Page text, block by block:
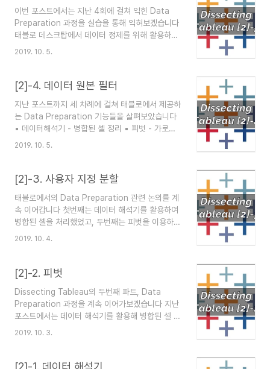
이번 포스트에서는 지난 4회에 걸쳐 익힌 Data
Preparation 과정을 실습을 통해 익혀보겠습니다
태블로 데스크탑에서 데이터 정제를 위해 활용하는
기능은 크게 아래의 세 가지 정도라고 말씀드렸습니
사용하면, 성능 측면에서 더 나은 결과를 얻을 수 있
며, 그 용법을 되새겨보겠습니다 :D 첫번째, 데이터
해석기 (Data Interpreter) 오늘 실습에 활용할
데이터는 2018년 8월 기준 주민등록 인구 데이터
입니다 행정안전부에서 매월 성/연령 기준으로 인구
2019. 10. 5.
[2]-4. 데이터 원본 필터
지난 포스트까지 세 차례에 걸쳐 태블로에서 제공하
는 Data Preparation 기능들을 살펴보았습니다
▪ 데이터해석기 - 병합된 셀 정리 ▪ 피벗 - 가로로
긴 구조의 데이터를 세로로 긴 구조로 바꾸기 ▪ 사
할 기능은 필수적으로 활용하는 기능으로 보기는 어
쓸 수 있는 데이터 원본 필터(Data Source
Filter)입니다 We Are Here [1] Tableau
Fundamentals [2] Data Preparation ▪ Data
Interpreter ▪ Pivot ▪ Split ▪ Data Source
2019. 10. 5.
[2]-3. 사용자 지정 분할
태블로에서의 Data Preparation 관련 논의를 계
속 이어갑니다 첫번째는 데이터 해석기를 활용하여
병합된 셀을 처리했었고, 두번째는 피벗을 이용하여
가로로 길게 있는 데이터셋을 세로로 길게 만들어주
Here [1] Tableau Fundamentals [2] Data
Preparation ▪ Data Interpreter ▪ Pivot ▪
Split ▪ Data Source Filter ▪ Custom SQL
[3] Manipulating Data [4] Building a Chart
[5] Analytics Pane [6] Filter [7] Table
Calculation [8] Parameter..
2019. 10. 4.
[2]-2. 피벗
Dissecting Tableau의 두번째 파트, Data
Preparation 과정을 계속 이어가보겠습니다 지난
포스트에서는 데이터 해석기를 활용해 병합된 셀 등
을 정리해보았습니다 Data Preparation 파트는
:D We Are Here [1] Tableau Fundamentals
2019. 10. 3.
[2]-1. 데이터 해석기